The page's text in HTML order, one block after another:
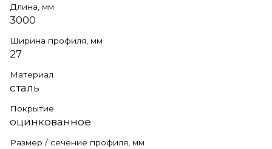
Длина, мм
3000
Ширина профиля, мм
27
Материал
сталь
Покрытие
оцинкованное
Размер / сечение профиля, мм